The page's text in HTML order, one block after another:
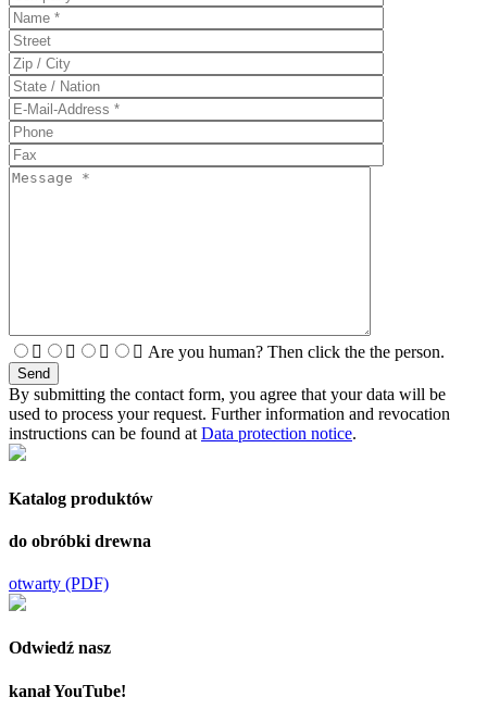
Are you human? Then click the the person.
By submitting the contact form, you agree that your data will be
used to process your request. Further information and revocation
instructions can be found at Data protection notice.
Katalog produktów
do obróbki drewna
otwarty (PDF)
Odwiedź nasz
kanał YouTube!